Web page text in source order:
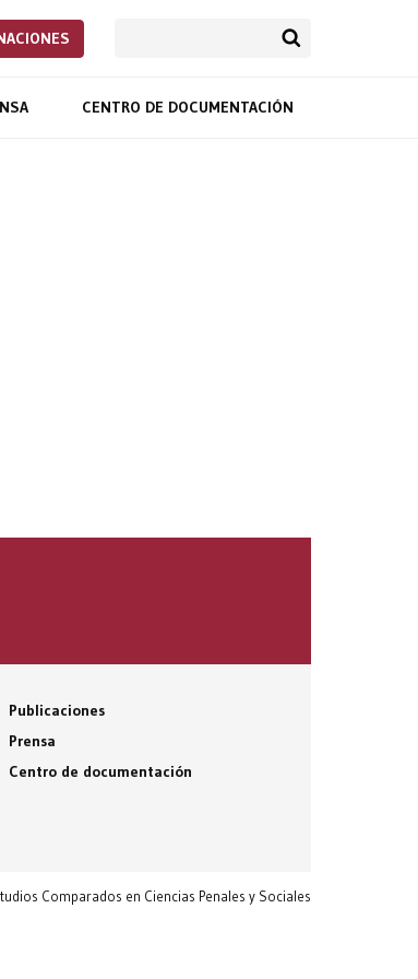
CENTRO DE DOCUMENTACIÓN
Publicaciones
Prensa
Centro de documentación
Comparados en Ciencias Penales y Sociales